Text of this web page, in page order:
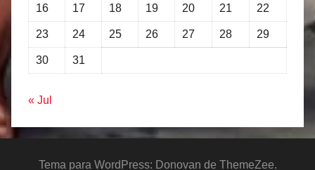
16 17 18 19 20 21 22
23 24 25 26 27 28 29
30 31
« Jul
Tema para WordPress: Donovan de ThemeZee.